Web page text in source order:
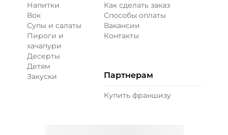
Напитки
Вок
Супы и салаты
Пироги и
хачапури
Десерты
Детям
Закуски
Как сделать заказ
Способы оплаты
Вакансии
Контакты
Партнерам
Купить франшизу